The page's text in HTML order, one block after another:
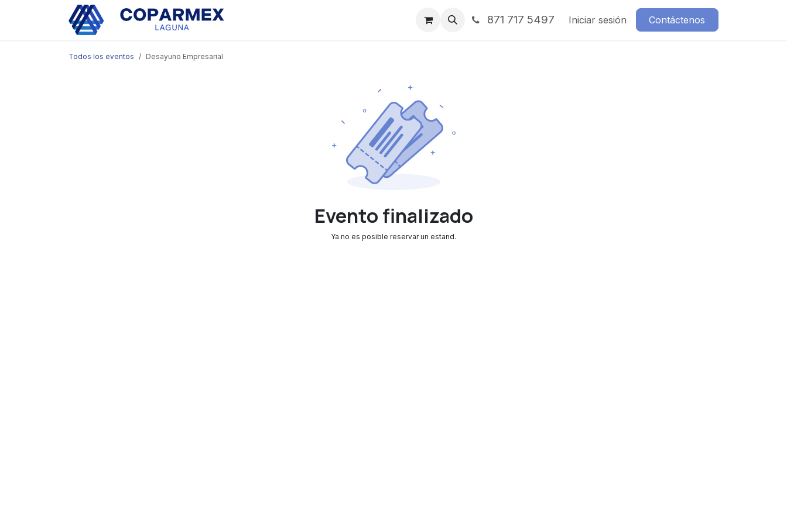
Noticias Contáctenos871 717 5497 Iniciar sesión Contáctenos
Todos los eventos Desayuno Empresarial
Evento finalizado
Ya no es posible reservar un estand.